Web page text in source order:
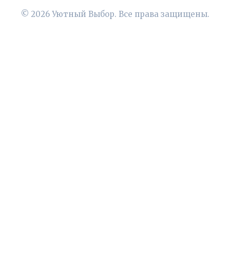
© 2026 Уютный Выбор. Все права защищены.